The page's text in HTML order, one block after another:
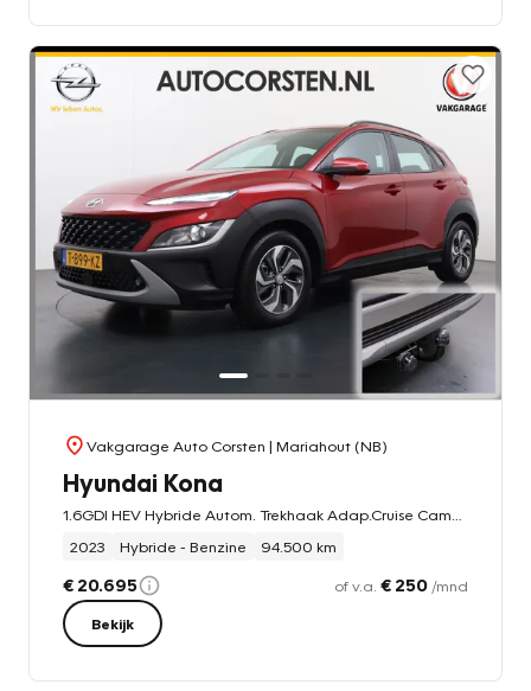
Vakgarage Auto Corsten | Mariahout (NB)
Hyundai Kona
2023
Hybride - Benzine 94.500 km
€ 20.695 of v.a. € 250 /mnd
Bekijk